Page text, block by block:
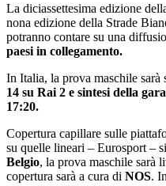
La diciassettesima edizione
nona edizione della Strade
potranno contare su una
paesi in collegamento.
In Italia, la prova maschile sarà
14 su Rai 2 e sintesi della
17:20.
Copertura capillare sulle
su quelle lineari – Eurosport –
Belgio, la prova maschile sarà
copertura sarà a cura di NOS. In